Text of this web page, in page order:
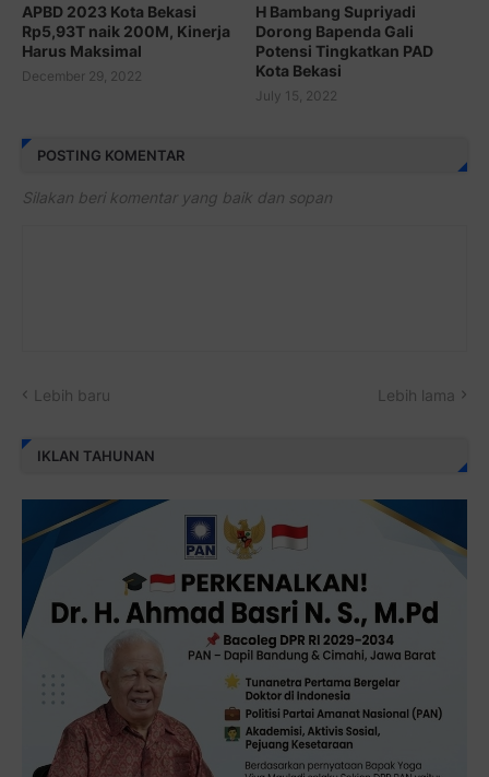
APBD 2023 Kota Bekasi
Rp5,93T naik 200M, Kinerja
Harus Maksimal
December 29, 2022
H Bambang Supriyadi
Dorong Bapenda Gali
Potensi Tingkatkan PAD
Kota Bekasi
July 15, 2022
POSTING KOMENTAR
Silakan beri komentar yang baik dan sopan
Lebih baru Lebih lama
IKLAN TAHUNAN